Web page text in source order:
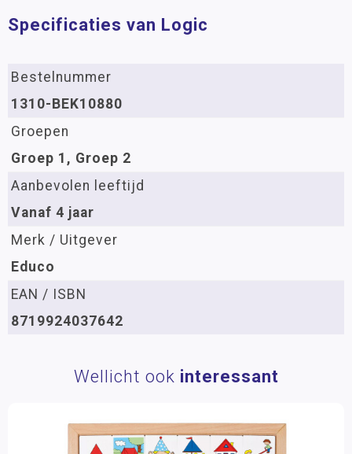
Specificaties van Logic
Bestelnummer
1310-BEK10880
Groepen
Groep 1, Groep 2
Aanbevolen leeftijd
Vanaf 4 jaar
Merk / Uitgever
Educo
EAN / ISBN
8719924037642
Wellicht ook interessant